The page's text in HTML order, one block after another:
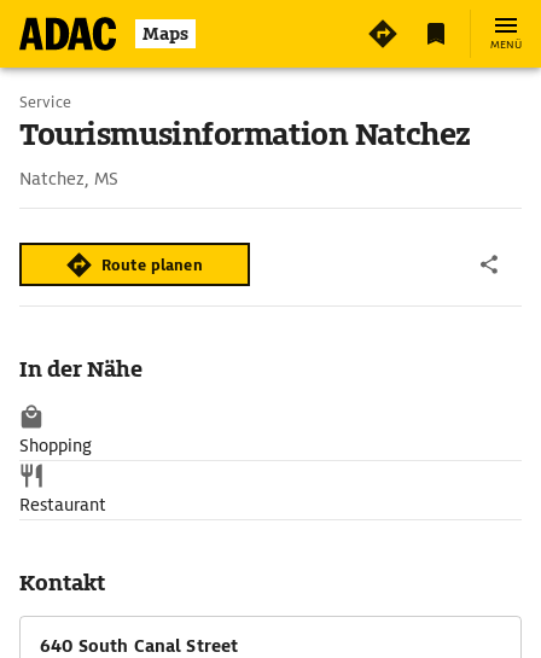
Maps MENÜ
Service
Tourismusinformation Natchez
Natchez, MS
Route planen
In der Nähe
Shopping
Restaurant
Kontakt
640 South Canal Street